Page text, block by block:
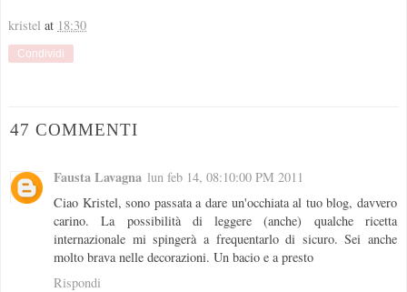
kristel at 18:30
Condividi
47 COMMENTI
Fausta Lavagna lun feb 14, 08:10:00 PM 2011
Ciao Kristel, sono passata a dare un'occhiata al tuo blog, davvero
carino. La possibilità di leggere (anche) qualche ricetta
internazionale mi spingerà a frequentarlo di sicuro. Sei anche
molto brava nelle decorazioni. Un bacio e a presto
Rispondi